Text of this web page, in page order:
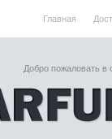
Главная
Добро пожаловать